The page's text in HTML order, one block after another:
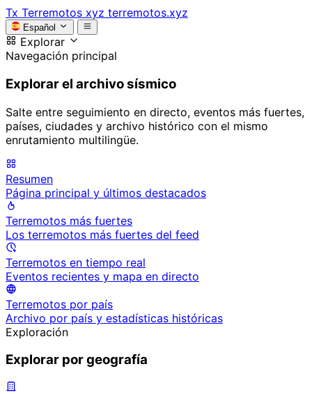
Tx Terremotos xyz terremotos.xyz
Español
Explorar
Navegación principal
Explorar el archivo sísmico
Salte entre seguimiento en directo, eventos más fuertes,
países, ciudades y archivo histórico con el mismo
enrutamiento multilingüe.
Resumen
Página principal y últimos destacados
Terremotos más fuertes
Los terremotos más fuertes del feed
Terremotos en tiempo real
Eventos recientes y mapa en directo
Terremotos por país
Archivo por país y estadísticas históricas
Exploración
Explorar por geografía